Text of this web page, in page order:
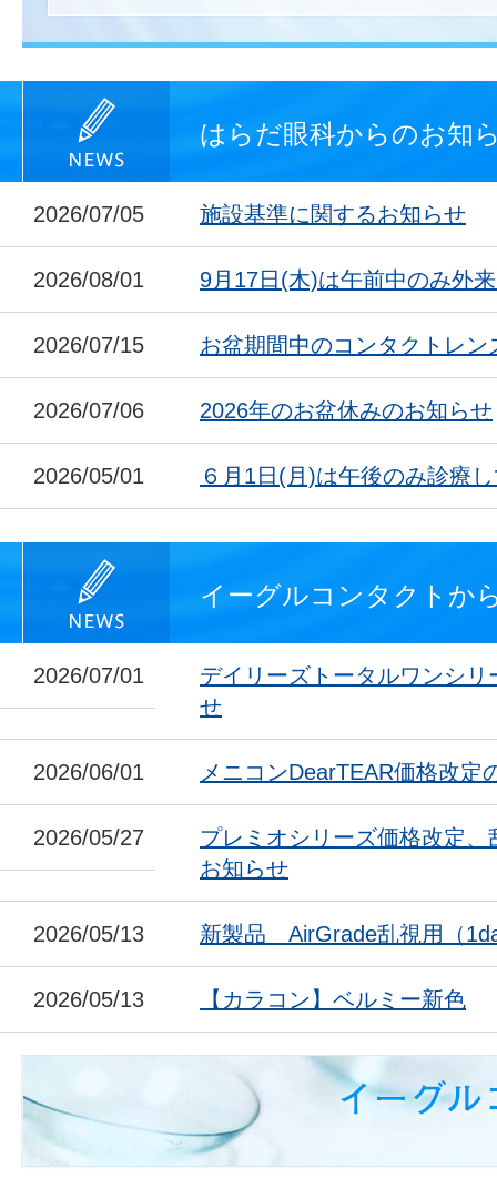
はらだ眼科からのお知
2026/07/05 施設基準に関するお知らせ
2026/08/01 9月17日(木)は午前中のみ外
2026/07/15 お盆期間中のコンタクトレン
2026/07/06 2026年のお盆休みのお知らせ
2026/05/01 ６月1日(月)は午後のみ診療
イーグルコンタクトか
2026/07/01
デイリーズトータルワンシ
せ
2026/06/01 メニコンDearTEAR価格改定
2026/05/27
プレミオシリーズ価格改定
お知らせ
2026/05/13 新製品 AirGrade乱視用（
2026/05/13 【カラコン】ベルミー新色